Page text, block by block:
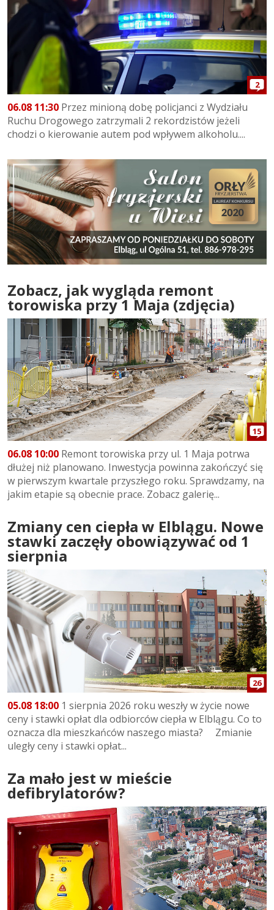
2
06.08 11:30 Przez minioną dobę policjanci z Wydziału
Ruchu Drogowego zatrzymali 2 rekordzistów jeżeli
chodzi o kierowanie autem pod wpływem alkoholu....
Zobacz, jak wygląda remont
torowiska przy 1 Maja (zdjęcia)
15
06.08 10:00 Remont torowiska przy ul. 1 Maja potrwa
dłużej niż planowano. Inwestycja powinna zakończyć się
w pierwszym kwartale przyszłego roku. Sprawdzamy, na
jakim etapie są obecnie prace. Zobacz galerię...
Zmiany cen ciepła w Elblągu. Nowe
stawki zaczęły obowiązywać od 1
sierpnia
26
05.08 18:00 1 sierpnia 2026 roku weszły w życie nowe
ceny i stawki opłat dla odbiorców ciepła w Elblągu. Co to
oznacza dla mieszkańców naszego miasta? Zmianie
uległy ceny i stawki opłat...
Za mało jest w mieście
defibrylatorów?